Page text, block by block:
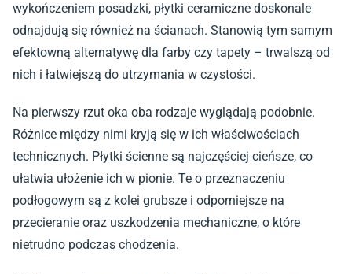
wykończeniem posadzki, płytki ceramiczne doskonale
odnajdują się również na ścianach. Stanowią tym samym
efektowną alternatywę dla farby czy tapety – trwalszą od
nich i łatwiejszą do utrzymania w czystości.
Na pierwszy rzut oka oba rodzaje wyglądają podobnie.
Różnice między nimi kryją się w ich właściwościach
technicznych. Płytki ścienne są najczęściej cieńsze, co
ułatwia ułożenie ich w pionie. Te o przeznaczeniu
podłogowym są z kolei grubsze i odporniejsze na
przecieranie oraz uszkodzenia mechaniczne, o które
nietrudno podczas chodzenia.